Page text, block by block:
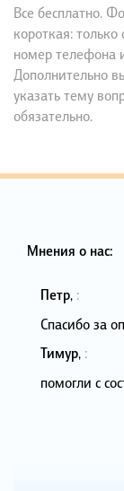
Все бесплатно.
короткая: только
номер телефона
Дополнительно
указать тему
обязательно.
Мнения о нас:
Петр, :
Спасибо за
Тимур, :
помогли с